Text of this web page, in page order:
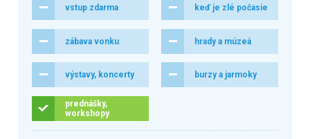
vstup zdarma keď je zlé počasie
zábava vonku hrady a múzeá
výstavy, koncerty burzy a jarmoky
prednášky,
workshopy